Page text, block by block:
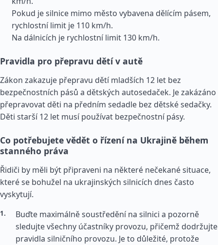
Pokud je silnice mimo město vybavena dělícím pásem,
rychlostní limit je 110 km/h.
Na dálnicích je rychlostní limit 130 km/h.
Pravidla pro přepravu dětí v autě
Zákon zakazuje přepravu dětí mladších 12 let bez
bezpečnostních pásů a dětských autosedaček. Je zakázáno
přepravovat děti na předním sedadle bez dětské sedačky.
Děti starší 12 let musí používat bezpečnostní pásy.
Co potřebujete vědět o řízení na Ukrajině během
stanného práva
Řidiči by měli být připraveni na některé nečekané situace,
které se bohužel na ukrajinských silnicích dnes často
vyskytují.
Buďte maximálně soustředění na silnici a pozorně
sledujte všechny účastníky provozu, přičemž dodržujte
pravidla silničního provozu. Je to důležité, protože